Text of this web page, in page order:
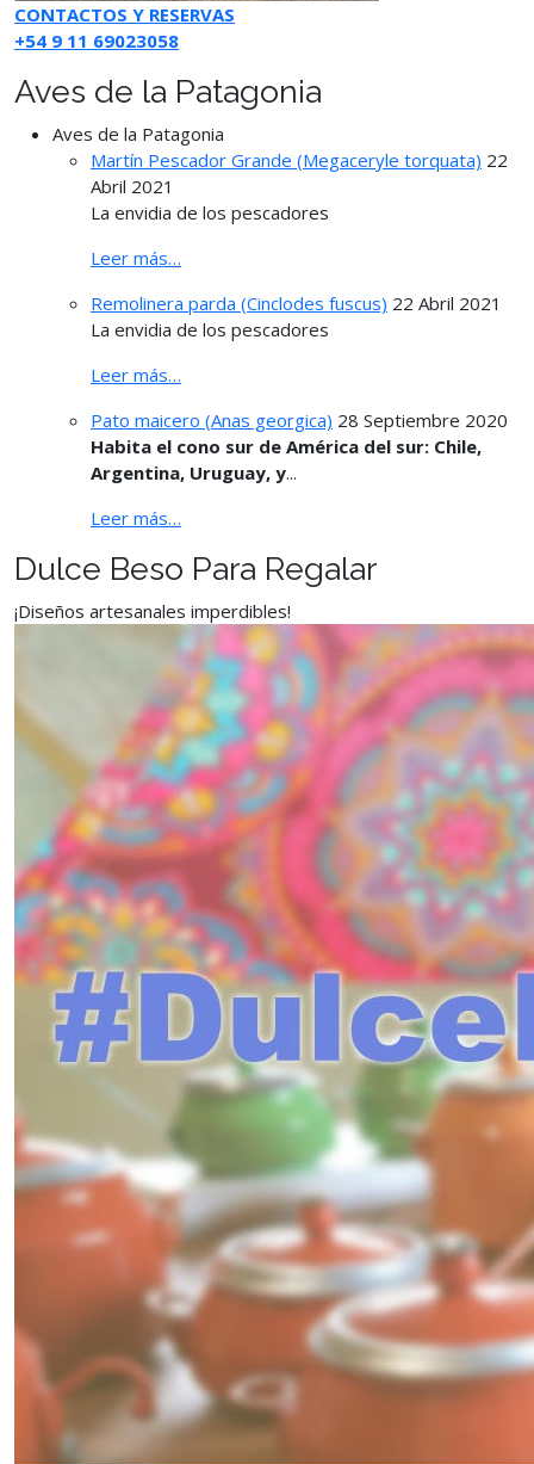
CONTACTOS Y RESERVAS
+54 9 11 69023058
Aves de la Patagonia
Aves de la Patagonia
Martín Pescador Grande (Megaceryle torquata) 22
Abril 2021
La envidia de los pescadores
Leer más…
Remolinera parda (Cinclodes fuscus) 22 Abril 2021
La envidia de los pescadores
Leer más…
Pato maicero (Anas georgica) 28 Septiembre 2020
Habita el cono sur de América del sur: Chile,
Argentina, Uruguay, y...
Leer más…
Dulce Beso Para Regalar
¡Diseños artesanales imperdibles!